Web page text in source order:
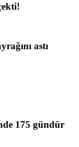
astı
175 gündür